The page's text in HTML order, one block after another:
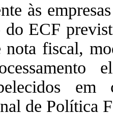
às
do ECF
nota fiscal,
de Política